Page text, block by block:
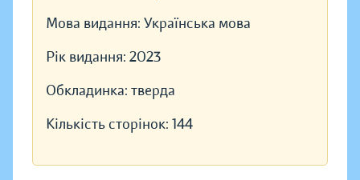
Мова видання: Українська мова
Рік видання: 2023
Обкладинка: тверда
Кількість сторінок: 144